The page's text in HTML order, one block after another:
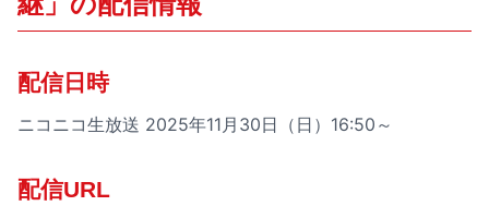
配信日時
ニコニコ生放送 2025年11月30日（日）16:50～
配信URL